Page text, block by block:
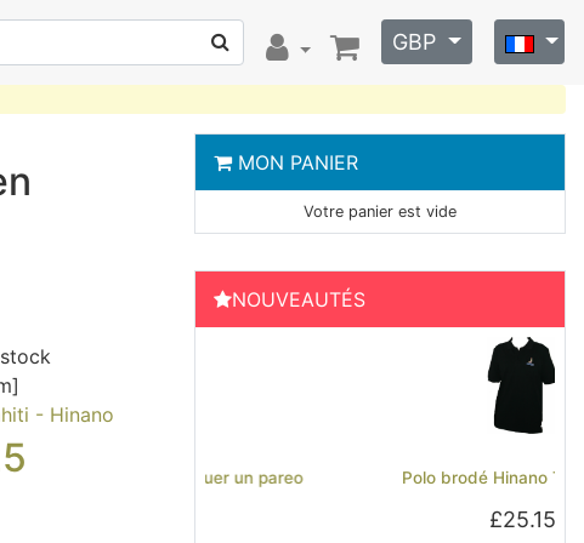
GBP
- Hinano
MON PANIER
Votre panier est vide
NOUVEAUTÉS
Polo brodé Hinano Tahiti - Noir
Previous Next